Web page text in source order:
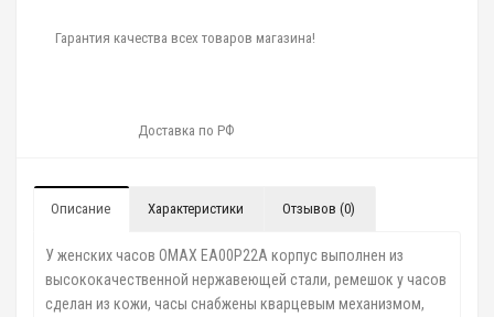
Гарантия качества всех товаров магазина!
Доставка по РФ
Описание Характеристики Отзывов (0)
У женских часов OMAX EA00P22A корпус выполнен из
высококачественной нержавеющей стали, ремешок у часов
сделан из кожи, часы снабжены кварцевым механизмом,